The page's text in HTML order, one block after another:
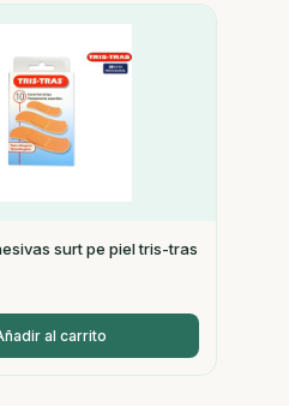
surt pe piel tris-tras
al carrito